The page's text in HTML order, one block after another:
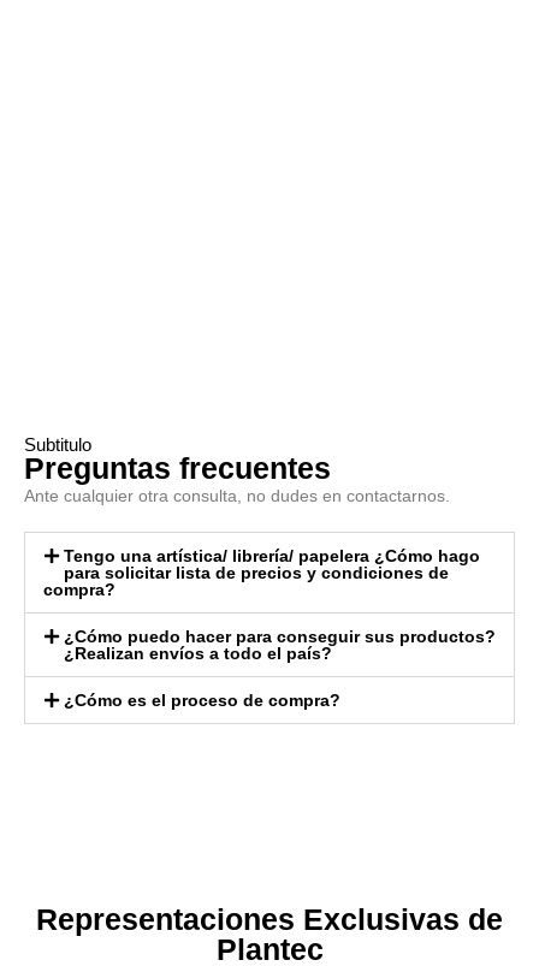
Subtitulo
Preguntas frecuentes
Ante cualquier otra consulta, no dudes en contactarnos.
Tengo una artística/ librería/ papelera ¿Cómo hago
para solicitar lista de precios y condiciones de
compra?
¿Cómo puedo hacer para conseguir sus productos?
¿Realizan envíos a todo el país?
¿Cómo es el proceso de compra?
Representaciones Exclusivas de
Plantec